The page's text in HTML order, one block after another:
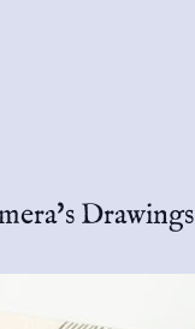
Drawings